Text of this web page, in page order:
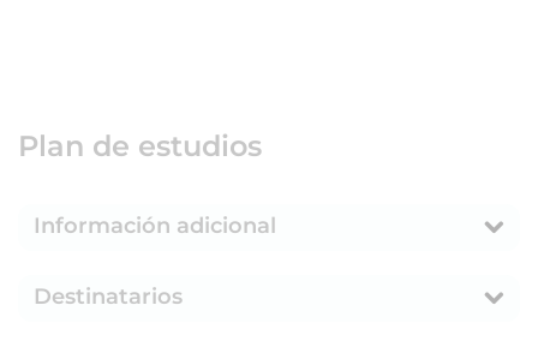
Plan de estudios
Información adicional
Destinatarios